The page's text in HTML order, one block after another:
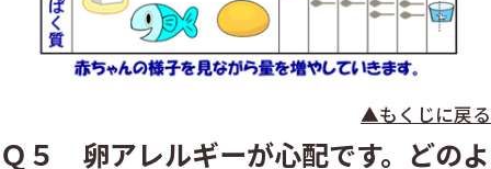
▲もくじに戻る
Ｑ５ 卵アレルギーが心配です。どのよ